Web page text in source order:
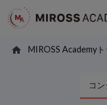
MIROSS Academy
コ